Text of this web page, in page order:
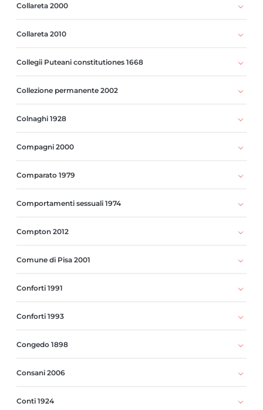
Collareta 2000
Collareta 2010
Collegii Puteani constitutiones 1668
Collezione permanente 2002
Colnaghi 1928
Compagni 2000
Comparato 1979
Comportamenti sessuali 1974
Compton 2012
Comune di Pisa 2001
Conforti 1991
Conforti 1993
Congedo 1898
Consani 2006
Conti 1924